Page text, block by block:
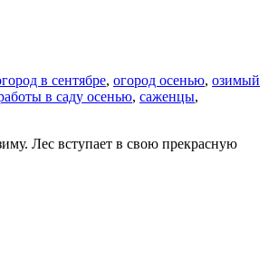
в сентябре, огород осенью, озимый
в саду осенью, саженцы,
Лес вступает в свою прекрасную